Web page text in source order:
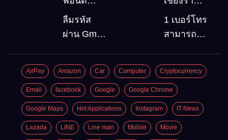
(Font)
ลงบน
สถานที่
ท่องเที่ยว
ลืมรหัส
ผ่าน Gmail
Google
account
อัพเดต
ล่าสุด
1 เบอร์โทร
สามารถ
Gmail
บัญชีใหม่
ได้กี่ครั้ง?
กี่บัญชี ?
AirPay Amazon Car Computer Cryptocurrency
Email facebook Google Google Chrome
Google Maps Hot Applications Instagram IT News
Lazada LINE Line man Mobile Movie